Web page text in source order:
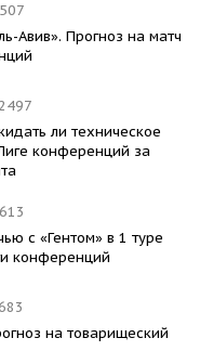
507
Авив». Прогноз на матч
ли техническое
конференций за
613
с «Гентом» в 1 туре
конференций
на товарищеский